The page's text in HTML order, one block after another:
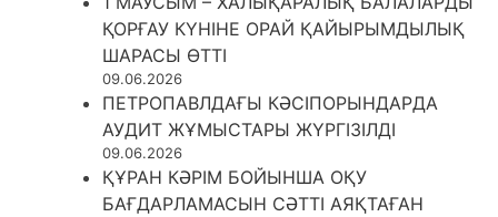
ҚОРҒАУ КҮНІНЕ ОРАЙ ҚАЙЫРЫМДЫЛЫҚ
ШАРАСЫ ӨТТІ
09.06.2026
ПЕТРОПАВЛДАҒЫ КӘСІПОРЫНДАРДА
АУДИТ ЖҰМЫСТАРЫ ЖҮРГІЗІЛДІ
09.06.2026
ҚҰРАН КӘРІМ БОЙЫНША ОҚУ
БАҒДАРЛАМАСЫН СӘТТІ АЯҚТАҒАН